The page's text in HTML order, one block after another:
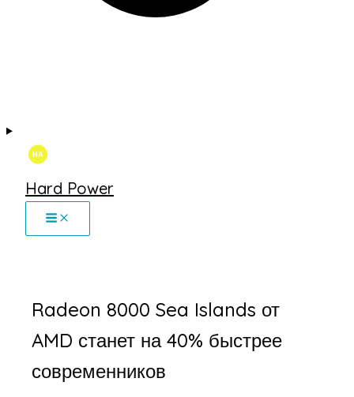
Hard Power
Radeon 8000 Sea Islands от
AMD станет на 40% быстрее
современников